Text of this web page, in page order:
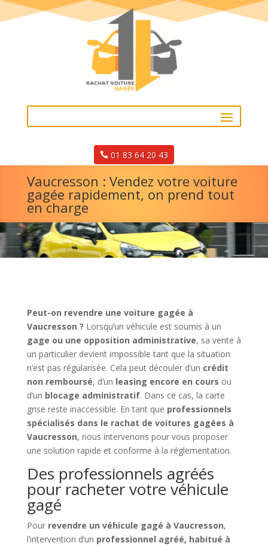
01 83 64 20 43
Vaucresson : Vendez votre voiture
gagée rapidement, on prend tout
en charge
Peut-on revendre une voiture gagée à
Vaucresson ? Lorsqu’un véhicule est soumis à un
gage ou une opposition administrative, sa vente à
un particulier devient impossible tant que la situation
n’est pas régularisée. Cela peut découler d’un crédit
non remboursé, d’un leasing encore en cours ou
d’un blocage administratif. Dans ce cas, la carte
grise reste inaccessible. En tant que professionnels
spécialisés dans le rachat de voitures gagées à
Vaucresson, nous intervenons pour vous proposer
une solution rapide et conforme à la réglementation.
Des professionnels agréés
pour racheter votre véhicule
gagé
Pour revendre un véhicule gagé à Vaucresson,
l’intervention d’un professionnel agréé, habitué à